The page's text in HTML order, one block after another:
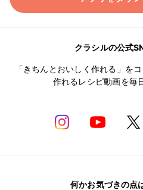
クラシルの公式
「きちんとおいしく作れる」を
作れるレシピ動画を毎
何かお気づきの点